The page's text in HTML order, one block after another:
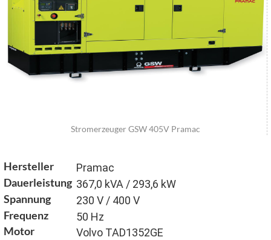
Stromerzeuger GSW 405V Pramac
Hersteller Pramac
Dauerleistung 367,0 kVA / 293,6 kW
Spannung 230 V / 400 V
Frequenz 50 Hz
Motor Volvo TAD1352GE